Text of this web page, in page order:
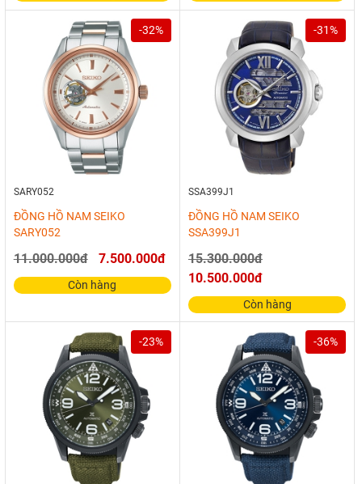
-32%
SARY052
ĐỒNG HỒ NAM SEIKO
SARY052
11.000.000đ 7.500.000đ
Còn hàng
-31%
SSA399J1
ĐỒNG HỒ NAM SEIKO
SSA399J1
15.300.000đ
10.500.000đ
Còn hàng
-23% -36%